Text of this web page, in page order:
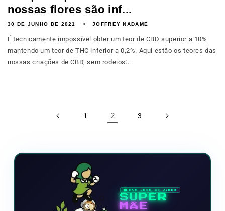
nossas flores são inf...
30 DE JUNHO DE 2021 JOFFREY NADAME
É tecnicamente impossível obter um teor de CBD superior a 10%
mantendo um teor de THC inferior a 0,2%. Aqui estão os teores das
nossas criações de CBD, sem rodeios:...
1 2 3
NOVO JOGO DE VÍDEO
SUPER
MÃE